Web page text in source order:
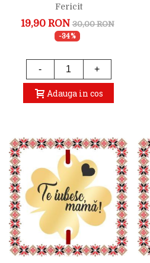
Fericit
19,90 RON 30,00 RON
-34%
- +
Adauga in cos